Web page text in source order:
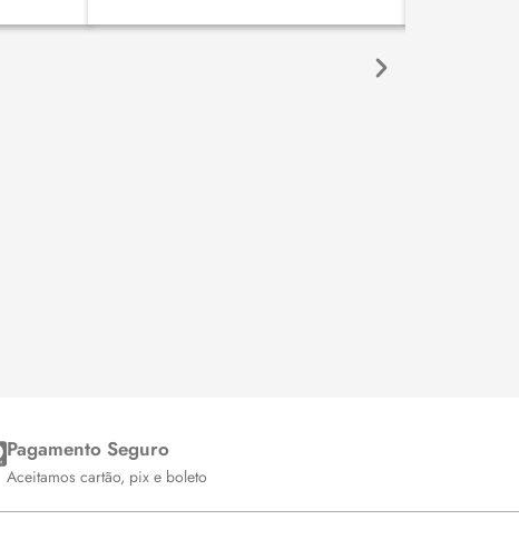
Pagamento Seguro
Aceitamos cartão, pix e boleto